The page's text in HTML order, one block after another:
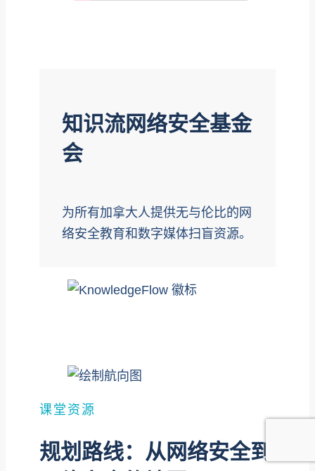
知识流网络安全基金
会
为所有加拿大人提供无与伦比的网
络安全教育和数字媒体扫盲资源。
课堂资源
规划路线：从网络安全到